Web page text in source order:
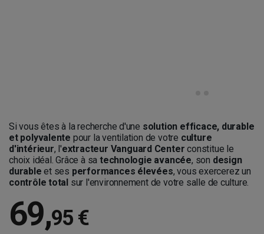
Si vous êtes à la recherche d'une solution efficace, durable
et polyvalente pour la ventilation de votre culture
d'intérieur, l'extracteur Vanguard Center constitue le
choix idéal. Grâce à sa technologie avancée, son design
durable et ses performances élevées, vous exercerez un
contrôle total sur l'environnement de votre salle de culture.
69,95 €